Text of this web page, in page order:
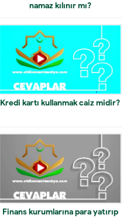
namaz kılınır mı?
Kredi kartı kullanmak caiz midir?
Finans kurumlarına para yatırıp